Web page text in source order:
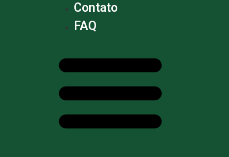
Contato
FAQ